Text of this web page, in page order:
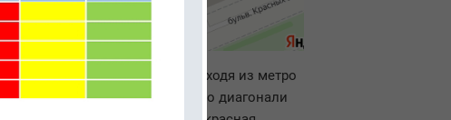
560 м. (7 минут пешком).
Выходя из метро
мимо дома № 20, далее по диагонали